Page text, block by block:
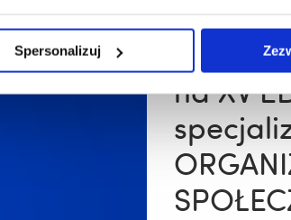
Spersonalizuj
Podkarpackie
o
na XV